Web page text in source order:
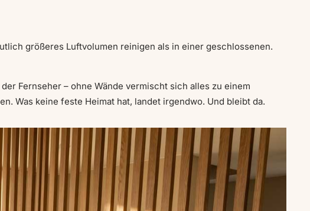
größeres Luftvolumen reinigen als in einer geschlossenen.
Fernseher – ohne Wände vermischt sich alles zu einem
Was keine feste Heimat hat, landet irgendwo. Und bleibt da.